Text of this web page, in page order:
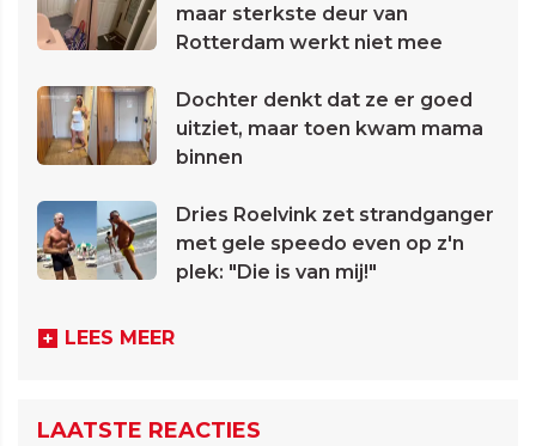
maar sterkste deur van
Rotterdam werkt niet mee
Dochter denkt dat ze er goed
uitziet, maar toen kwam mama
binnen
Dries Roelvink zet strandganger
met gele speedo even op z'n
plek: "Die is van mij!"
LEES MEER
LAATSTE REACTIES